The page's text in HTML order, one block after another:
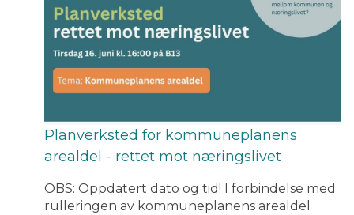
Planverksted for kommuneplanens
arealdel - rettet mot næringslivet
OBS: Oppdatert dato og tid! I forbindelse med
rulleringen av kommuneplanens arealdel